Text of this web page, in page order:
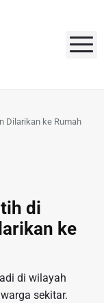
Dilarikan ke Rumah
di
ke
di wilayah
sekitar.